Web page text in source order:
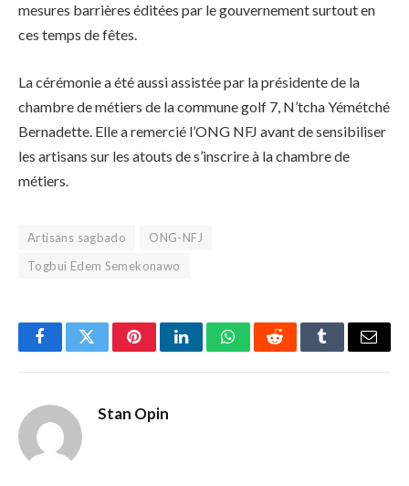
mesures barrières éditées par le gouvernement surtout en
ces temps de fêtes.
La cérémonie a été aussi assistée par la présidente de la
chambre de métiers de la commune golf 7, N’tcha Yémétché
Bernadette. Elle a remercié l’ONG NFJ avant de sensibiliser
les artisans sur les atouts de s’inscrire à la chambre de
métiers.
Artisans sagbado
ONG-NFJ
Togbui Edem Semekonawo
FacebookTwitterPinterestLinkedInWhatsAppRedditTumblrEmail
Stan Opin